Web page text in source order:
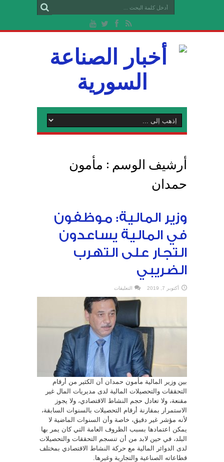
أرشيف الوسم : مأمون
حمدان
وزير المالية: موظفون
في المالية يساعدون
التجار على التهرب
الضريبي
أكتوبر 7, 2019 التعليقات
المالية:
موظفون
في
المالية
يساعدون
التجار
على
التهرب
الضريبي
مغلقة
بين وزير المالية مأمون حمدان أن الكثير من أرقام
التحققات والتحصيلات المالية لدى مديريات المال غير
مقنعة، ولا تعادل حجم النشاط الاقتصادي، ولا يجوز
الاستمرار بمقارنة أرقام التحصيلات بالسنوات السابقة،
لأنه مؤشر غير دقيق، خاصة وأن السنوات الماضية لا
يمكن اعتمادها بسبب الظروف العامة التي كان يمر بها
البلد، في حين لابد من أن تنسجم التحققات والتحصيلات
لدى الدوائر المالية مع حركة النشاط الاقتصادي بمختلف
قطاعاته الصناعية والتجارية وغيرها.